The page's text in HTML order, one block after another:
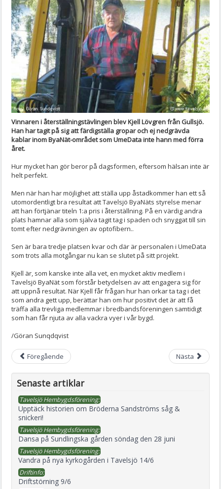
Vinnaren i återställningstävlingen blev Kjell Lövgren från Gullsjö.
Han har tagit på sig att färdigställa gropar och ej nedgrävda
kablar inom ByaNät-området som UmeData inte hann med förra
året.
Hur mycket han gör beror på dagsformen, eftersom hälsan inte är
helt perfekt.
Men när han har möjlighet att ställa upp åstadkommer han ett så
utomordentligt bra resultat att Tavelsjö ByaNäts styrelse menar
att han förtjänar titeln 1:a pris i återställning. På en värdig andra
plats hamnar alla som själva tagit tag i spaden och snyggat till sin
tomt efter nedgrävningen av optofibern..
Sen är bara tredje platsen kvar och där är personalen i UmeData
som trots alla motgångar nu kan se slutet på sitt projekt.
Kjell är, som kanske inte alla vet, en mycket aktiv medlem i
Tavelsjö ByaNät som förstår betydelsen av att engagera sig för
att uppnå resultat. När Kjell får frågan hur han orkar ta tag i det
som andra gett upp, berättar han om hur positivt det är att få
träffa alla trevliga medlemmar i bredbandsföreningen samtidigt
som han får njuta av alla vackra vyer i vår bygd.
/Göran Sunqdqvist
Föregående Nästa
Senaste artiklar
Tavelsjö Hembygdsförening:
Upptäck historien om Bröderna Sandströms såg &
snickeri!
Tavelsjö Hembygdsförening:
Dansa på Sundlingska gården söndag den 28 juni
Tavelsjö Hembygdsförening:
Vandra på nya kyrkogården i Tavelsjö 14/6
Driftinfo:
Driftstörning 9/6